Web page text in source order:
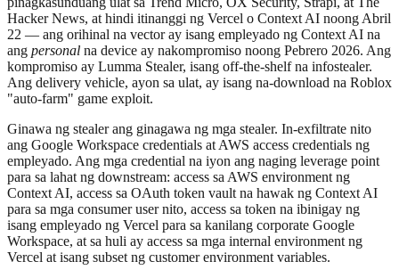
Hacker News, at hindi itinanggi ng Vercel o Context AI noong Abril
22 — ang orihinal na vector ay isang empleyado ng Context AI na
ang personal na device ay nakompromiso noong Pebrero 2026. Ang
kompromiso ay Lumma Stealer, isang off-the-shelf na infostealer.
Ang delivery vehicle, ayon sa ulat, ay isang na-download na Roblox
"auto-farm" game exploit.
Ginawa ng stealer ang ginagawa ng mga stealer. In-exfiltrate nito
ang Google Workspace credentials at AWS access credentials ng
empleyado. Ang mga credential na iyon ang naging leverage point
para sa lahat ng downstream: access sa AWS environment ng
Context AI, access sa OAuth token vault na hawak ng Context AI
para sa mga consumer user nito, access sa token na ibinigay ng
isang empleyado ng Vercel para sa kanilang corporate Google
Workspace, at sa huli ay access sa mga internal environment ng
Vercel at isang subset ng customer environment variables.